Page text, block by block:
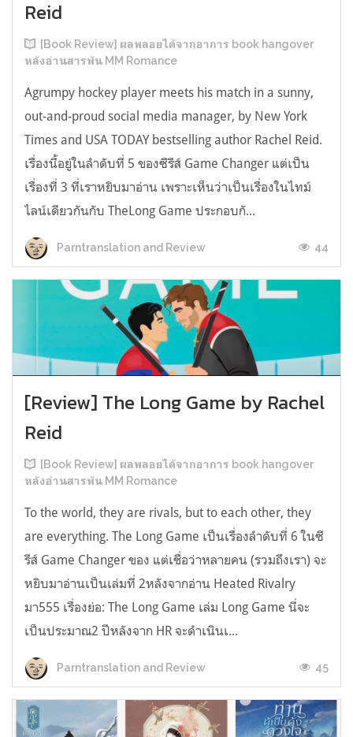
Reid
[Book Review] ผลพลอยได้จากอาการ book hangover
หลังอ่านสารพัน MM Romance
Agrumpy hockey player meets his match in a sunny,
out-and-proud social media manager, by New York
Times and USA TODAY bestselling author Rachel Reid.
เรื่องนี้อยู่ในลำดับที่ 5 ของซีรีส์ Game Changer แต่เป็น
เรื่องที่ 3 ที่เราหยิบมาอ่าน เพราะเห็นว่าเป็นเรื่องในไทม์
ไลน์เดียวกันกับ TheLong Game ประกอบกั...
Parntranslation and Review 44
[Review] The Long Game by Rachel
Reid
[Book Review] ผลพลอยได้จากอาการ book hangover
หลังอ่านสารพัน MM Romance
To the world, they are rivals, but to each other, they
are everything. The Long Game เป็นเรื่องลำดับที่ 6 ในซี
รีส์ Game Changer ของ แต่เชื่อว่าหลายคน (รวมถึงเรา) จะ
หยิบมาอ่านเป็นเล่มที่ 2หลังจากอ่าน Heated Rivalry
มา555 เรื่องย่อ: The Long Game เล่ม Long Game นี่จะ
เป็นประมาณ2 ปีหลังจาก HR จะดำเนินเ...
Parntranslation and Review 45